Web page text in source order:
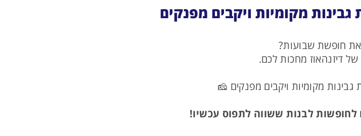
מקומיות ויקבים מפנקים
חופשת שבועות?
דיזנהאוז מחכות לכם.
גבינות מקומיות ויקבים מפנקים 🧀
לחופשות לבנות ששווה לתפוס עכשיו!